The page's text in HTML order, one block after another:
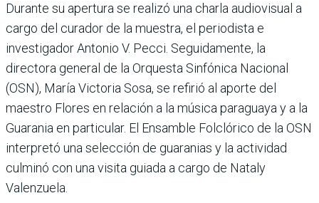
Durante su apertura se realizó una charla audiovisual a
cargo del curador de la muestra, el periodista e
investigador Antonio V. Pecci. Seguidamente, la
directora general de la Orquesta Sinfónica Nacional
(OSN), María Victoria Sosa, se refirió al aporte del
maestro Flores en relación a la música paraguaya y a la
Guarania en particular. El Ensamble Folclórico de la OSN
interpretó una selección de guaranias y la actividad
culminó con una visita guiada a cargo de Nataly
Valenzuela.